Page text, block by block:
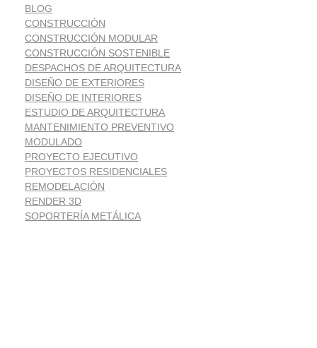
BLOG
CONSTRUCCIÓN
CONSTRUCCIÓN MODULAR
CONSTRUCCIÓN SOSTENIBLE
DESPACHOS DE ARQUITECTURA
DISEÑO DE EXTERIORES
DISEÑO DE INTERIORES
ESTUDIO DE ARQUITECTURA
MANTENIMIENTO PREVENTIVO
MODULADO
PROYECTO EJECUTIVO
PROYECTOS RESIDENCIALES
REMODELACIÓN
RENDER 3D
SOPORTERÍA METÁLICA